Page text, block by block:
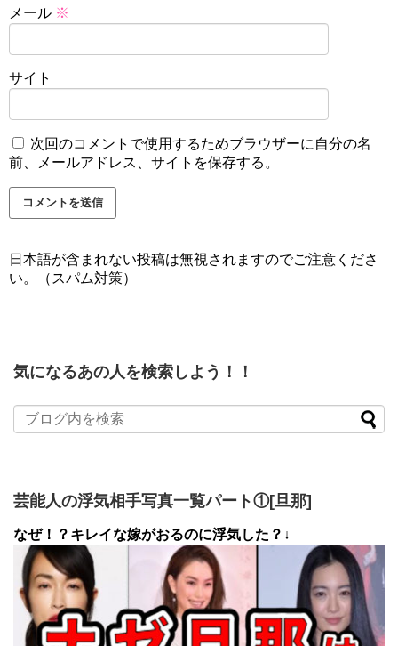
メール ※
サイト
次回のコメントで使用するためブラウザーに自分の名
前、メールアドレス、サイトを保存する。
日本語が含まれない投稿は無視されますのでご注意くださ
い。（スパム対策）
気になるあの人を検索しよう！！
芸能人の浮気相手写真一覧パート①[旦那]
なぜ！？キレイな嫁がおるのに浮気した？↓